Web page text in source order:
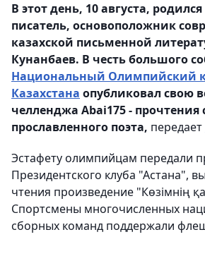
В этот день, 10 августа,
писатель, основоположник
казахской письменной
Кунанбаев. В честь большого
Национальный Олимпийский
Казахстана опубликовал свою
челленджа Abai175 - прочтения
прославленного поэта, передает
Эстафету олимпийцам передали
Президентского клуба "Астана",
чтения произведение "Көзімнің
Спортсмены многочисленных
сборных команд поддержали